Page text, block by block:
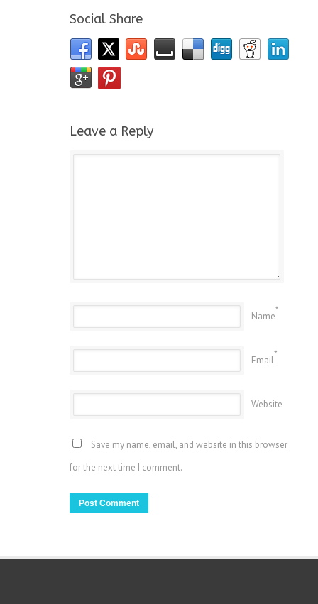
Social Share
Leave a Reply
Name
*
Email
*
Website
Save my name, email, and website in this browser
for the next time I comment.